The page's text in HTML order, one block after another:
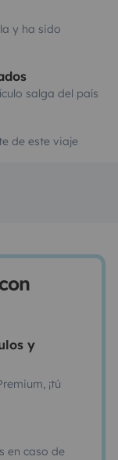
y ha sido
salga del país
de este viaje
y
¡tú
en caso de